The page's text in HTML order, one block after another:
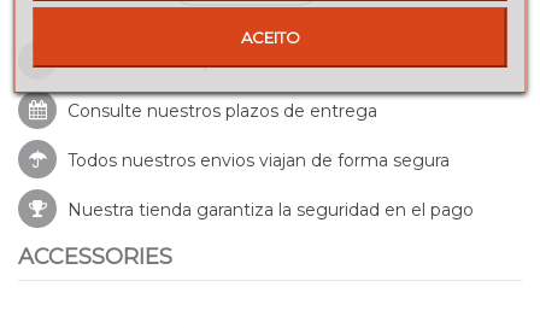
Envíos a toda la península
Consulte nuestros plazos de entrega
Todos nuestros envios viajan de forma segura
Nuestra tienda garantiza la seguridad en el pago
ACCESSORIES
ACEITO